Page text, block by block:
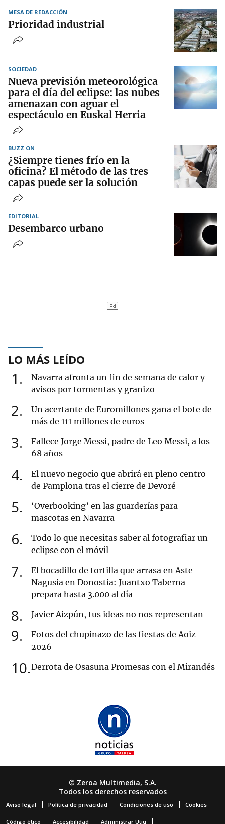
MESA DE REDACCIÓN
Prioridad industrial
SOCIEDAD
Nueva previsión meteorológica
para el día del eclipse: las nubes
amenazan con aguar el
espectáculo en Euskal Herria
BUZZ ON
¿Siempre tienes frío en la
oficina? El método de las tres
capas puede ser la solución
EDITORIAL
Desembarco urbano
LO MÁS LEÍDO
1
Navarra afronta un fin de semana de calor y
avisos por tormentas y granizo
2
Un acertante de Euromillones gana el bote de
más de 111 millones de euros
3
Fallece Jorge Messi, padre de Leo Messi, a los
68 años
4
El nuevo negocio que abrirá en pleno centro
de Pamplona tras el cierre de Devoré
5
‘Overbooking’ en las guarderías para
mascotas en Navarra
6
Todo lo que necesitas saber al fotografiar un
eclipse con el móvil
7
El bocadillo de tortilla que arrasa en Aste
Nagusia en Donostia: Juantxo Taberna
prepara hasta 3.000 al día
8 Javier Aizpún, tus ideas no nos representan
9
Fotos del chupinazo de las fiestas de Aoiz
2026
10 Derrota de Osasuna Promesas con el Mirandés
© Zeroa Multimedia, S.A.
Todos los derechos reservados
Aviso legal Política de privacidad Condiciones de uso Cookies
Código ético Accesibilidad Administrar Utiq